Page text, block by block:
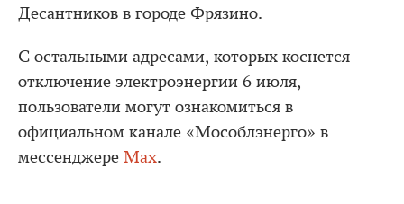
Десантников в городе Фрязино.
С остальными адресами, которых коснется
отключение электроэнергии 6 июля,
пользователи могут ознакомиться в
официальном канале «Мособлэнерго» в
мессенджере Мах.